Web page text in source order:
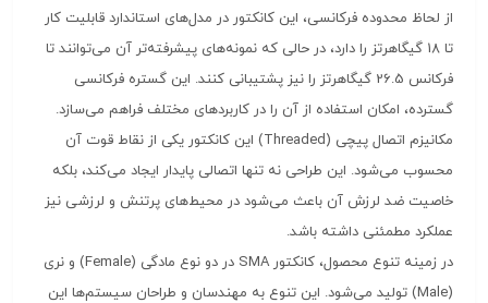
از لحاظ محدوده فرکانسی، این کانکتور در مدل‌های استاندارد قابلیت کار
تا 18 گیگاهرتز را دارد، در حالی که نمونه‌های پیشرفته‌تر آن می‌توانند تا
فرکانس 26.5 گیگاهرتز را نیز پشتیبانی کنند. این گستره فرکانسی
گسترده، امکان استفاده از آن را در کاربردهای مختلف فراهم می‌سازد.
مکانیزم اتصال پیچی (Threaded) این کانکتور یکی از نقاط قوت آن
محسوب می‌شود. این طراحی نه تنها اتصالی پایدار ایجاد می‌کند، بلکه
خاصیت ضد لرزش آن باعث می‌شود در محیط‌های پرتنش و لرزشی نیز
عملکرد مطمئنی داشته باشد.
در زمینه تنوع محصول، کانکتور SMA در دو نوع مادگی (Female) و نری
(Male) تولید می‌شود. این تنوع به مهندسان و طراحان سیستم‌ها این